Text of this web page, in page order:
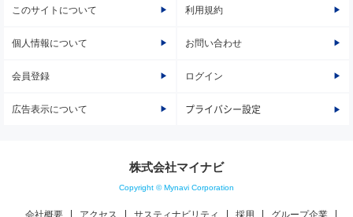
このサイトについて 利用規約
個人情報について お問い合わせ
会員登録 ログイン
広告表示について プライバシー設定
株式会社マイナビ
Copyright © Mynavi Corporation
会社概要 アクセス サスティナビリティ 採用 グループ企業